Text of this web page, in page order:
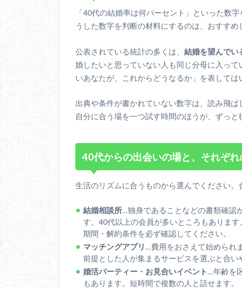
「40代の結婚率は何パーセント」といった数
うした数字を判断の材料にするのは、おすすめ
公表されている統計の多くは、 結婚を望んでい
婚したいと思っていない人も同じ分母に入っ
いあなたが、これからどうなるか」を表しては
出典や条件が書かれていない数字は、読み飛ば
自分に合う場を一つ試す時間のほうが、ずっと
40代からの出会いの場と、それぞ
生活のリズムに合うものから選んでください。
結婚相談所…独身であることなどの書類確認
す。40代以上の会員が多いところもありま
期間・解約条件を必ず確認してください。
マッチングアプリ …費用をおさえて始められ
前提とした人が集まるサービスを選ぶと合い
婚活パーティー・お見合いイベント …年齢を
もあります。短時間で複数の人と話せます。